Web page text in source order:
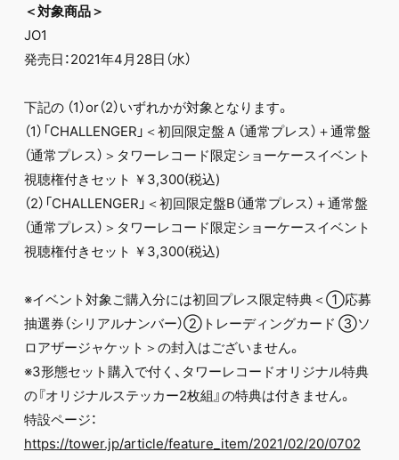
＜対象商品＞
JO1
発売日：2021年4月28日（水）
下記の （1）or（2）いずれかが対象となります。
（1）「CHALLENGER」＜初回限定盤Ａ（通常プレス）＋通常盤
（通常プレス）＞タワーレコード限定ショーケースイベント
視聴権付きセット ￥3,300(税込)
（2）「CHALLENGER」＜初回限定盤B（通常プレス）＋通常盤
（通常プレス）＞タワーレコード限定ショーケースイベント
視聴権付きセット ￥3,300(税込)
※イベント対象ご購入分には初回プレス限定特典＜①応募
抽選券（シリアルナンバー）②トレーディングカード ③ソ
ロアザージャケット＞の封入はございません。
※3形態セット購入で付く、タワーレコードオリジナル特典
の『オリジナルステッカー2枚組』の特典は付きません。
特設ページ：
https://tower.jp/article/feature_item/2021/02/20/0702